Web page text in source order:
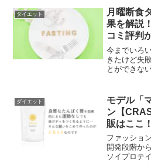
も、いつで
クタイプの
ダイエット
月曜断食
果を解説
コミ評判
今までいろ
きたけど失
とができな
この月曜断
スが少ない
っている話
はこの月曜
します！
ダイエット
モデル「
ン【
販はここ！
ファッショ
開発段階か
ソイプロテ